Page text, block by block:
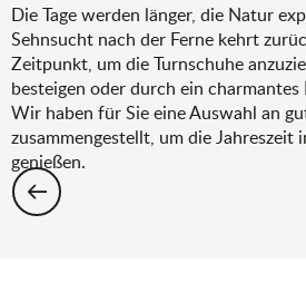
Die Tage werden länger, die Natur
Sehnsucht nach der Ferne kehrt
Zeitpunkt, um die Turnschuhe
besteigen oder durch ein
Wir haben für Sie eine Auswahl an
zusammengestellt, um die Jahreszeit
genießen.
Wandern: Die Auswahl